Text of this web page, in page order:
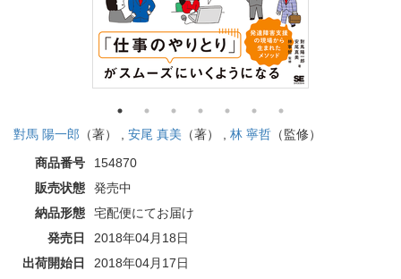
對馬 陽一郎 （著） , 安尾 真美 （著） , 林 寧哲 （監修）
商品番号
154870
販売状態
発売中
納品形態
宅配便にてお届け
発売日
2018年04月18日
出荷開始日
2018年04月17日